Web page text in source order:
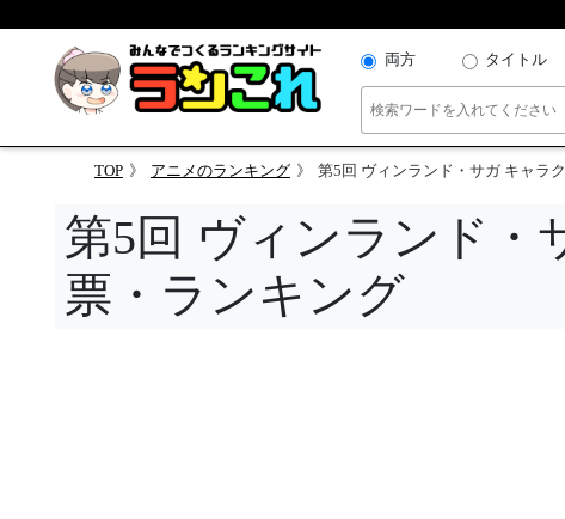
両方 タイトル
TOP アニメのランキング 第5回 ヴィンランド・サガ キャラ
第5回 ヴィンランド・
票・ランキング